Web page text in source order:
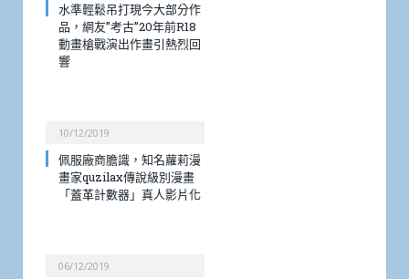
水準輕鬆吊打現今大部分作
品，網友”考古”20年前R18
動畫槍戰演出作畫引熱烈回
響
10/12/2019
佩服廠商膽識，知名蘿莉漫
畫家quzilax傳說級別漫畫
「蓋革計數器」真人影片化
06/12/2019